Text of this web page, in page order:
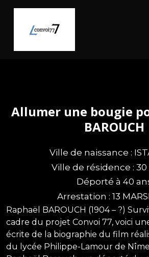
content
Allumer une bougie
BAROUCH
Ville de naissance :
Ville de résidence : 30
Déporté à 40
Arrestation : 13
Raphaël BAROUCH (1904 – ?)
cadre du projet Convoi 77, voici
écrite de la biographie du film
du lycée Philippe-Lamour de